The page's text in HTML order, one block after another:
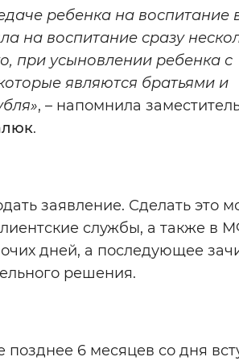
ребенка на воспитание
на воспитание сразу
при усыновлении ребенка с
являются братьями и
, – напомнила
.
заявление. Сделать это
службы, а также в
дней, а последующее
решения.
6 месяцев со дня